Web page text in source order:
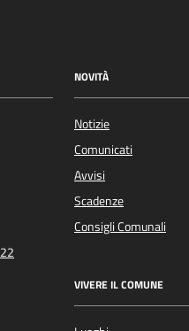
NOVITÀ
Notizie
Comunicati
Avvisi
Scadenze
Consigli Comunali
VIVERE IL COMUNE